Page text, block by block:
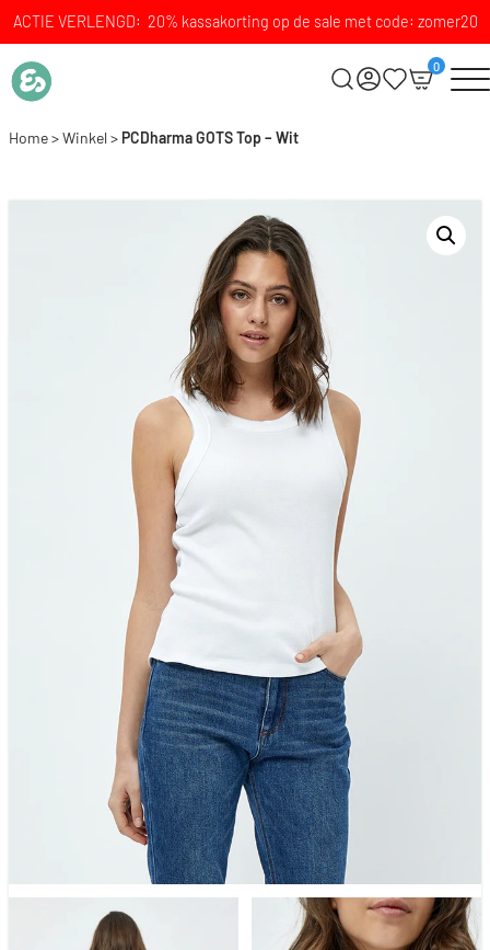
ACTIE VERLENGD: 20% kassakorting op de sale met code: zomer20
0
Home>Winkel> PCDharma GOTS Top – Wit